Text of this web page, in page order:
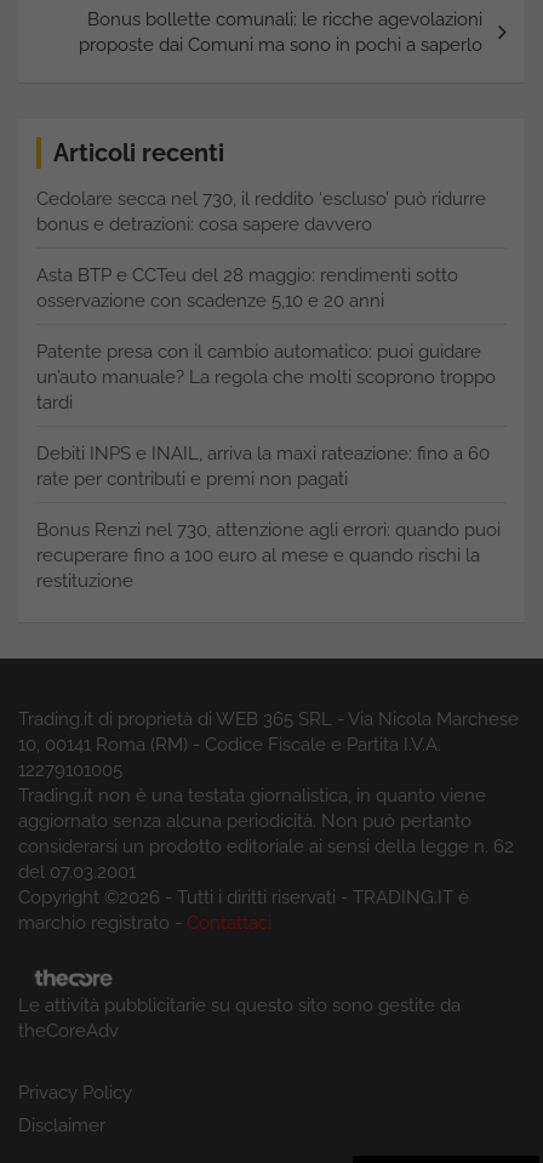
Bonus bollette comunali: le ricche agevolazioni
proposte dai Comuni ma sono in pochi a saperlo
Articoli recenti
Cedolare secca nel 730, il reddito ‘escluso’ può ridurre
bonus e detrazioni: cosa sapere davvero
Asta BTP e CCTeu del 28 maggio: rendimenti sotto
osservazione con scadenze 5,10 e 20 anni
Patente presa con il cambio automatico: puoi guidare
un’auto manuale? La regola che molti scoprono troppo
tardi
Debiti INPS e INAIL, arriva la maxi rateazione: fino a 60
rate per contributi e premi non pagati
Bonus Renzi nel 730, attenzione agli errori: quando puoi
recuperare fino a 100 euro al mese e quando rischi la
restituzione
Trading.it di proprietà di WEB 365 SRL - Via Nicola Marchese
10, 00141 Roma (RM) - Codice Fiscale e Partita I.V.A.
12279101005
Trading.it non è una testata giornalistica, in quanto viene
aggiornato senza alcuna periodicità. Non può pertanto
considerarsi un prodotto editoriale ai sensi della legge n. 62
del 07.03.2001
Copyright ©2026 - Tutti i diritti riservati - TRADING.IT è
marchio registrato - Contattaci
Le attività pubblicitarie su questo sito sono gestite da
theCoreAdv
Privacy Policy
Disclaimer